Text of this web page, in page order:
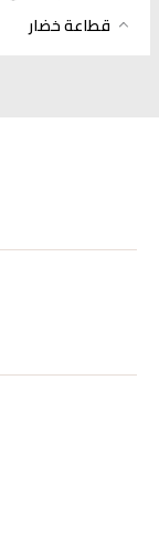
قطاعة خضار